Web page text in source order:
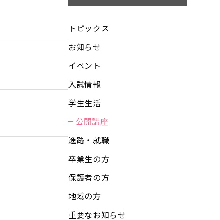
トピックス
お知らせ
イベント
入試情報
学生生活
公開講座
進路・就職
卒業生の方
保護者の方
地域の方
重要なお知らせ